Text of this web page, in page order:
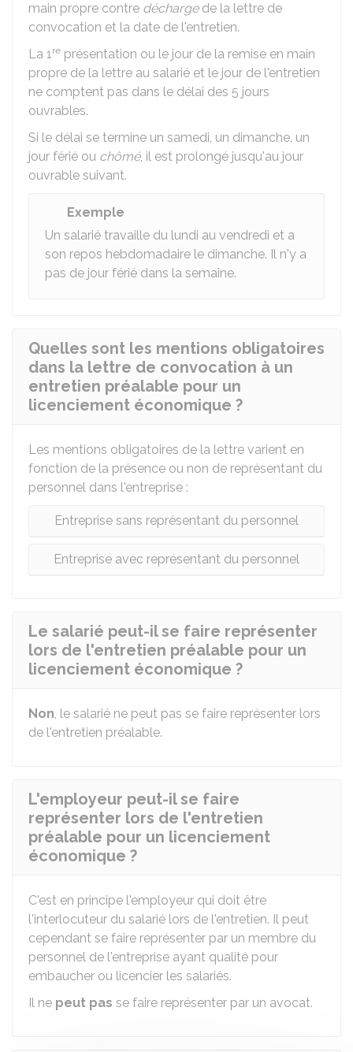
main propre contre déchargede la lettre de
convocation et la date de l'entretien.
La 1re présentation ou le jour de la remise en main
propre de la lettre au salarié et le jour de l'entretien
ne comptent pas dans le délai des 5 jours
ouvrables.
Si le délai se termine un samedi, un dimanche, un
jour férié ou chômé, il est prolongé jusqu'au jour
ouvrable suivant.
Exemple
Un salarié travaille du lundi au vendredi et a
son repos hebdomadaire le dimanche. Il n'y a
pas de jour férié dans la semaine.
Quelles sont les mentions obligatoires
dans la lettre de convocation à un
entretien préalable pour un
licenciement économique ?
Les mentions obligatoires de la lettre varient en
fonction de la présence ou non de représentant du
personnel dans l'entreprise :
Entreprise sans représentant du personnel
Entreprise avec représentant du personnel
Le salarié peut-il se faire représenter
lors de l'entretien préalable pour un
licenciement économique ?
Non, le salarié ne peut pas se faire représenter lors
de l'entretien préalable.
L'employeur peut-il se faire
représenter lors de l'entretien
préalable pour un licenciement
économique ?
C'est en principe l'employeur qui doit être
l'interlocuteur du salarié lors de l'entretien. Il peut
cependant se faire représenter par un membre du
personnel de l'entreprise ayant qualité pour
embaucher ou licencier les salariés.
Il ne peut pas se faire représenter par un avocat.